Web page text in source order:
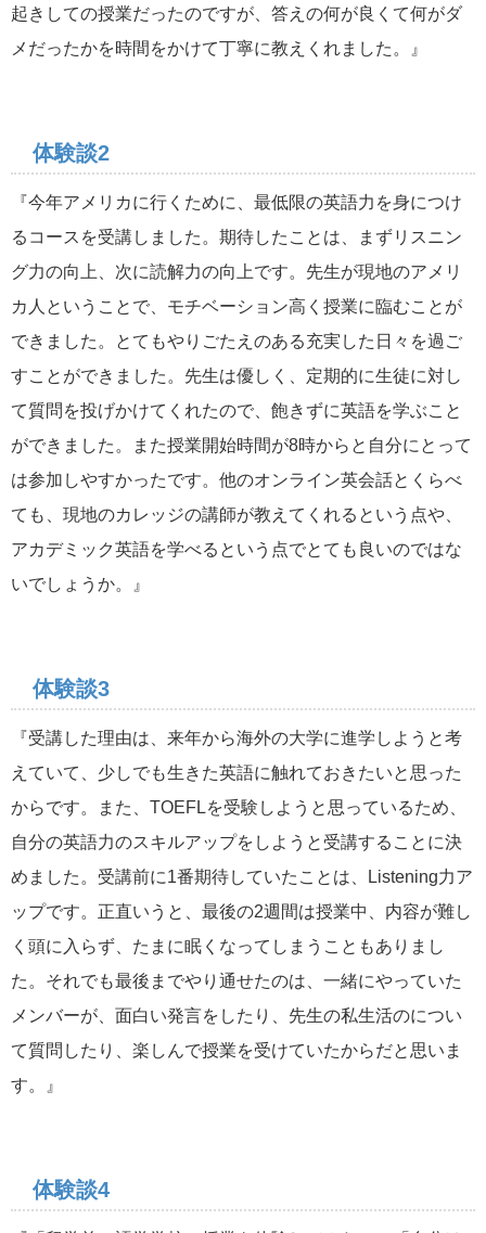
起きしての授業だったのですが、答えの何が良くて何がダ
メだったかを時間をかけて丁寧に教えくれました。』
体験談2
『今年アメリカに行くために、最低限の英語力を身につけ
るコースを受講しました。期待したことは、まずリスニン
グ力の向上、次に読解力の向上です。先生が現地のアメリ
カ人ということで、モチベーション高く授業に臨むことが
できました。とてもやりごたえのある充実した日々を過ご
すことができました。先生は優しく、定期的に生徒に対し
て質問を投げかけてくれたので、飽きずに英語を学ぶこと
ができました。また授業開始時間が8時からと自分にとって
は参加しやすかったです。他のオンライン英会話とくらべ
ても、現地のカレッジの講師が教えてくれるという点や、
アカデミック英語を学べるという点でとても良いのではな
いでしょうか。』
体験談3
『受講した理由は、来年から海外の大学に進学しようと考
えていて、少しでも生きた英語に触れておきたいと思った
からです。また、TOEFLを受験しようと思っているため、
自分の英語力のスキルアップをしようと受講することに決
めました。受講前に1番期待していたことは、Listening力ア
ップです。正直いうと、最後の2週間は授業中、内容が難し
く頭に入らず、たまに眠くなってしまうこともありまし
た。それでも最後までやり通せたのは、一緒にやっていた
メンバーが、面白い発言をしたり、先生の私生活のについ
て質問したり、楽しんで授業を受けていたからだと思いま
す。』
体験談4